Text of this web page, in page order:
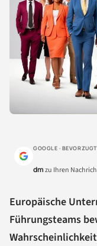
GOOGLE ·
dmzu Ihren
Europäische
Führungsteams